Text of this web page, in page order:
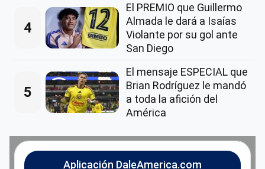
4
El PREMIO que Guillermo
Almada le dará a Isaías
Violante por su gol ante
San Diego
5
El mensaje ESPECIAL que
Brian Rodríguez le mandó
a toda la afición del
América
Aplicación DaleAmerica.com